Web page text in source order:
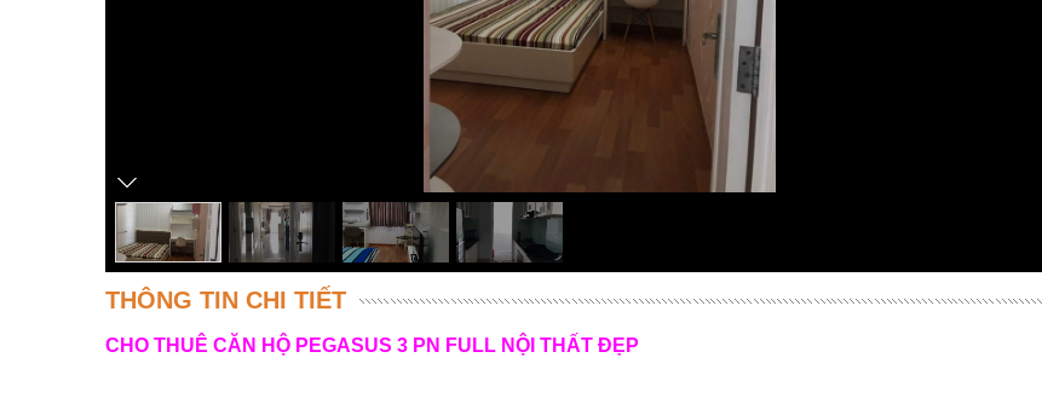
THÔNG TIN CHI TIẾT
CHO THUÊ CĂN HỘ PEGASUS 3 PN FULL NỘI THẤT ĐẸP